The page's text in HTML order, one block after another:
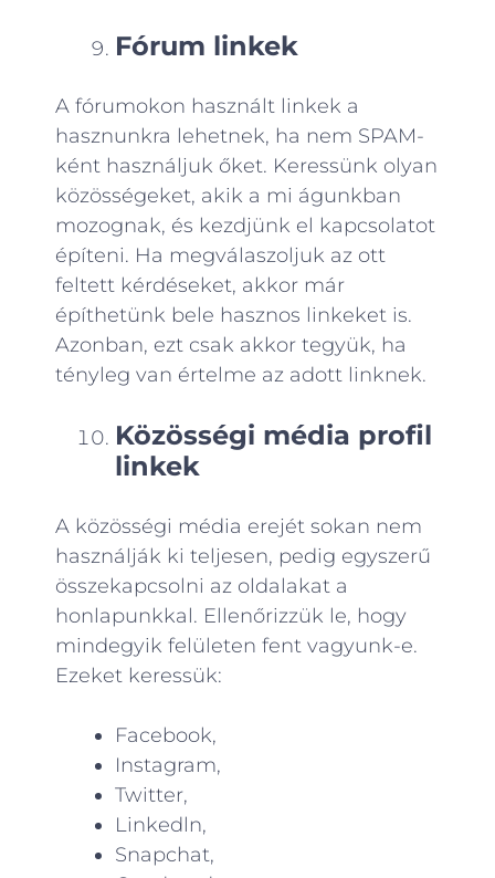
Fórum linkek
A fórumokon használt linkek a
hasznunkra lehetnek, ha nem SPAM-
ként használjuk őket. Keressünk olyan
közösségeket, akik a mi águnkban
mozognak, és kezdjünk el kapcsolatot
építeni. Ha megválaszoljuk az ott
feltett kérdéseket, akkor már
építhetünk bele hasznos linkeket is.
Azonban, ezt csak akkor tegyük, ha
tényleg van értelme az adott linknek.
Közösségi média profil
linkek
A közösségi média erejét sokan nem
használják ki teljesen, pedig egyszerű
összekapcsolni az oldalakat a
honlapunkkal. Ellenőrizzük le, hogy
mindegyik felületen fent vagyunk-e.
Ezeket keressük:
Facebook,
Instagram,
Twitter,
Linkedln,
Snapchat,